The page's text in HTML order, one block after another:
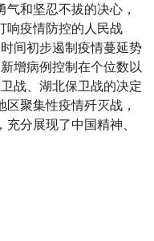
和坚忍不拔的决心，
响疫情防控的人民战
间初步遏制疫情蔓延势
增病例控制在个位数以
战、湖北保卫战的决定
聚集性疫情歼灭战，
分展现了中国精神、